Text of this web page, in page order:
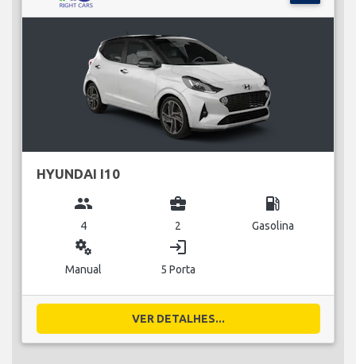
HYUNDAI I10
group
4
business_center
2
local_gas_station
Gasolina
miscellaneous_services
Manual
login
5 Porta
VER DETALHES...